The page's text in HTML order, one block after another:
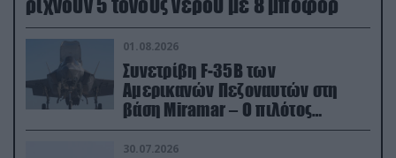
ρίχνουν 5 τόνους νερού με 8 μποφόρ
01.08.2026
Συνετρίβη F-35B των
Αμερικανών Πεζοναυτών στη
βάση Miramar – Ο πιλότος
εκτινάχθηκε εγκαίρως
30.07.2026